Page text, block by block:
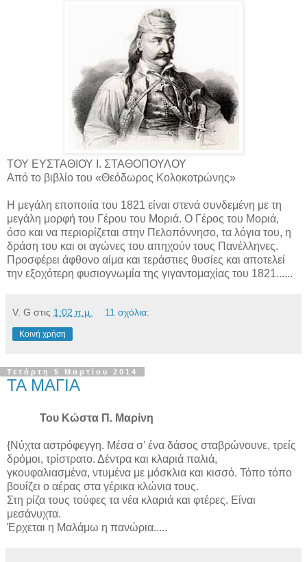
ΤΟΥ ΕΥΣΤΑΘΙΟΥ Ι. ΣΤΑΘΟΠΟΥΛΟΥ
Από το βιβλίο του «Θεόδωρος Κολοκοτρώνης»
Η μεγάλη εποποιία του 1821 είναι στενά συνδεμένη με τη
μεγάλη μορφή του Γέρου του Μοριά. Ο Γέρος του Μοριά,
όσο και να περιορίζεται στην Πελοπόννησο, τα λόγια του, η
δράση του και οι αγώνες του απηχούν τους Πανέλληνες.
Προσφέρει άφθονο αίμα και τεράστιες θυσίες και αποτελεί
την εξοχότερη φυσιογνωμία της γιγαντομαχίας του 1821......
V. G στις 1:02 π.μ. 11 σχόλια:
Κοινή χρήση
Τετάρτη 5 Μαρτίου 2014
ΤΑ ΜΑΓΙΑ
Του Κώστα Π. Μαρίνη
{Νύχτα αστρόφεγγη. Μέσα σ’ ένα δάσος σταβρώνουνε, τρείς
δρόμοι, τρίστρατο. Δέντρα και κλαριά παλιά,
γκουφαλιασμένα, ντυμένα με μόσκλια και κισσό. Τόπο τόπο
βουίζει ο αέρας στα γέρικα κλώνια τους.
Στη ρίζα τους τούφες τα νέα κλαριά και φτέρες. Είναι
μεσάνυχτα.
Έρχεται η Μαλάμω η πανώρια.....